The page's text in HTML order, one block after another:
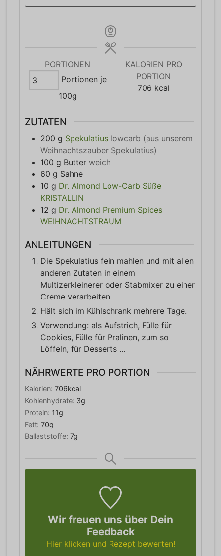
PORTIONEN
Portionen je
100g
KALORIEN PRO
PORTION
706 kcal
ZUTATEN
200 g Spekulatius lowcarb (aus unserem
Weihnachtszauber Spekulatius)
100 g Butter weich
60 g Sahne
10 g Dr. Almond Low-Carb Süße
KRISTALLIN
12 g Dr. Almond Premium Spices
WEIHNACHTSTRAUM
ANLEITUNGEN
Die Spekulatius fein mahlen und mit allen
anderen Zutaten in einem
Multizerkleinerer oder Stabmixer zu einer
Creme verarbeiten.
Hält sich im Kühlschrank mehrere Tage.
Verwendung: als Aufstrich, Fülle für
Cookies, Fülle für Pralinen, zum so
Löffeln, für Desserts ...
NÄHRWERTE PRO PORTION
Kalorien: 706kcal
Kohlenhydrate: 3g
Protein: 11g
Fett: 70g
Ballaststoffe: 7g
Wir freuen uns über Dein
Feedback
Hier klicken und Rezept bewerten!